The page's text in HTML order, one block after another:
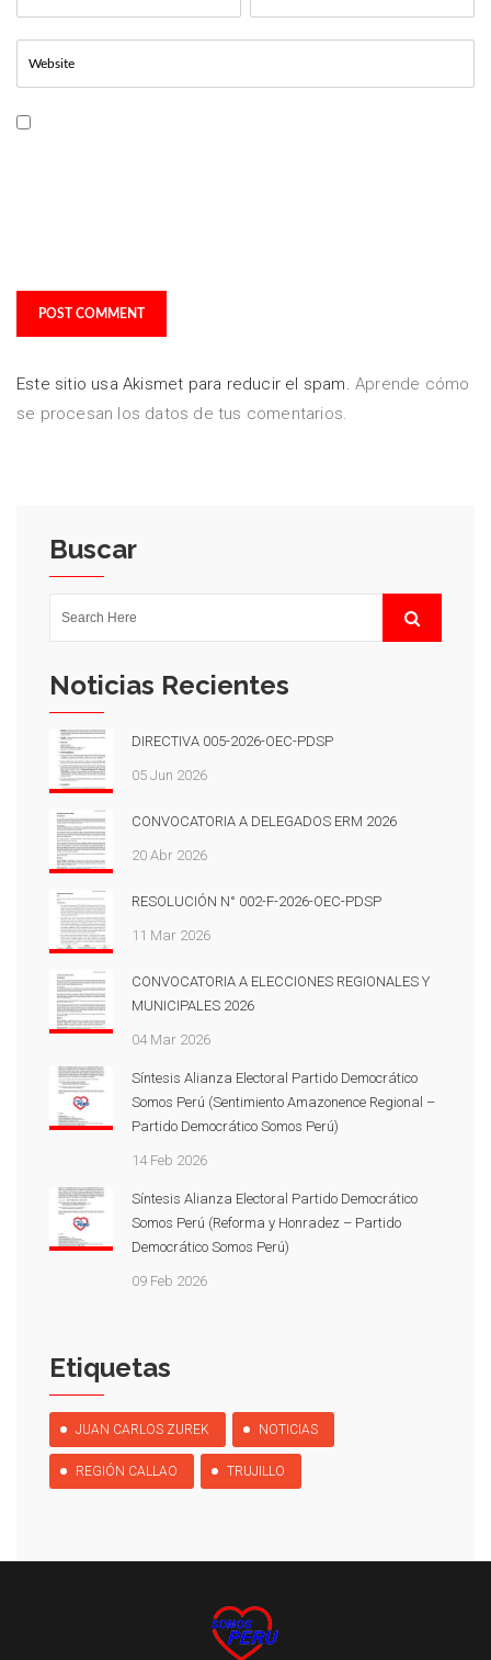
Este sitio usa Akismet para reducir el spam. Aprende cómo
se procesan los datos de tus comentarios.
Buscar
Noticias Recientes
DIRECTIVA 005-2026-OEC-PDSP
05 Jun 2026
CONVOCATORIA A DELEGADOS ERM 2026
20 Abr 2026
RESOLUCIÓN N° 002-F-2026-OEC-PDSP
11 Mar 2026
CONVOCATORIA A ELECCIONES REGIONALES Y
MUNICIPALES 2026
04 Mar 2026
Síntesis Alianza Electoral Partido Democrático
Somos Perú (Sentimiento Amazonence Regional –
Partido Democrático Somos Perú)
14 Feb 2026
Síntesis Alianza Electoral Partido Democrático
Somos Perú (Reforma y Honradez – Partido
Democrático Somos Perú)
09 Feb 2026
Etiquetas
JUAN CARLOS ZUREK NOTICIAS
REGIÓN CALLAO TRUJILLO